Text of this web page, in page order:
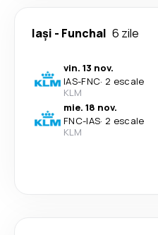
Iași - Funchal 6 zile
vin. 13 nov.
IAS-FNC· 2 escale
KLM
mie. 18 nov.
FNC-IAS· 2 escale
KLM